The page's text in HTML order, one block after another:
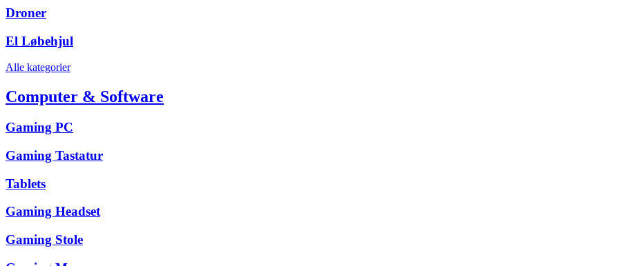
Droner
El Løbehjul
Alle kategorier
Computer & Software
Gaming PC
Gaming Tastatur
Tablets
Gaming Headset
Gaming Stole